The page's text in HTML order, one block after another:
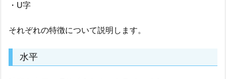
・U字
それぞれの特徴について説明します。
水平